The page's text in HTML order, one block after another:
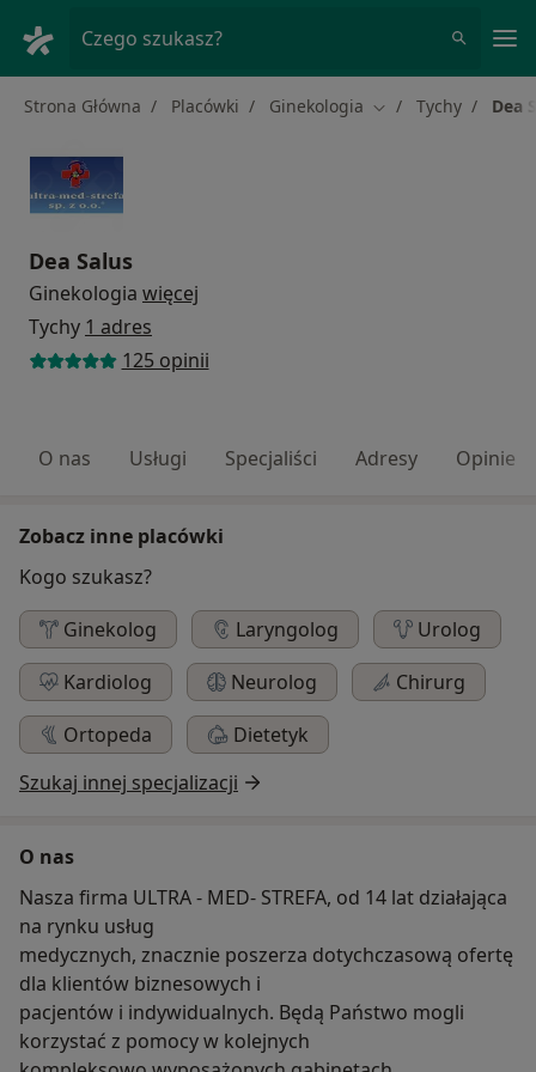
Czego szukasz?
Strona Główna Placówki Ginekologia Zmień miasto
Tychy Dea
Dea Salus
Ginekologia więcej
Tychy 1 adres
125 opinii
O nas Usługi Specjaliści Adresy Opinie
Zobacz inne placówki
Kogo szukasz?
Ginekolog
Laryngolog
Urolog
Kardiolog
Neurolog
Chirurg
Ortopeda
Dietetyk
Szukaj innej specjalizacji
O nas
Nasza firma ULTRA - MED- STREFA, od 14 lat działająca
na rynku usług
medycznych, znacznie poszerza dotychczasową ofertę
dla klientów biznesowych i
pacjentów i indywidualnych. Będą Państwo mogli
korzystać z pomocy w kolejnych